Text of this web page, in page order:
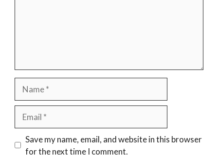
Website
Save my name, email, and website in this browser
for the next time I comment.